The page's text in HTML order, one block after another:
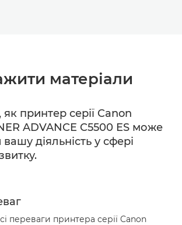
матеріали
як принтер серії Canon
ADVANCE C5500 ES може
діяльність у сфері
переваги принтера серії Canon